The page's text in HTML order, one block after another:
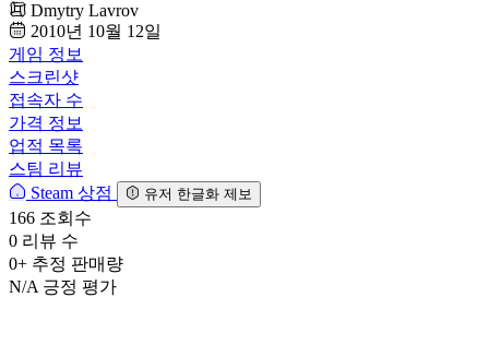
Dmytry Lavrov
2010년 10월 12일
게임 정보
스크린샷
접속자 수
가격 정보
업적 목록
스팀 리뷰
Steam 상점
유저 한글화 제보
166 조회수
0 리뷰 수
0+ 추정 판매량
N/A 긍정 평가